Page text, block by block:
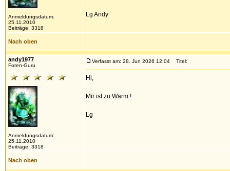
Anmeldungsdatum:
25.11.2010
Beiträge: 3318
Lg Andy
Nach oben
andy1977
Foren-Guru
Anmeldungsdatum:
25.11.2010
Beiträge: 3318
Verfasst am: 28. Jun 2026 12:04 Titel:
Hi,
Mir ist zu Warm !
Lg
Nach oben